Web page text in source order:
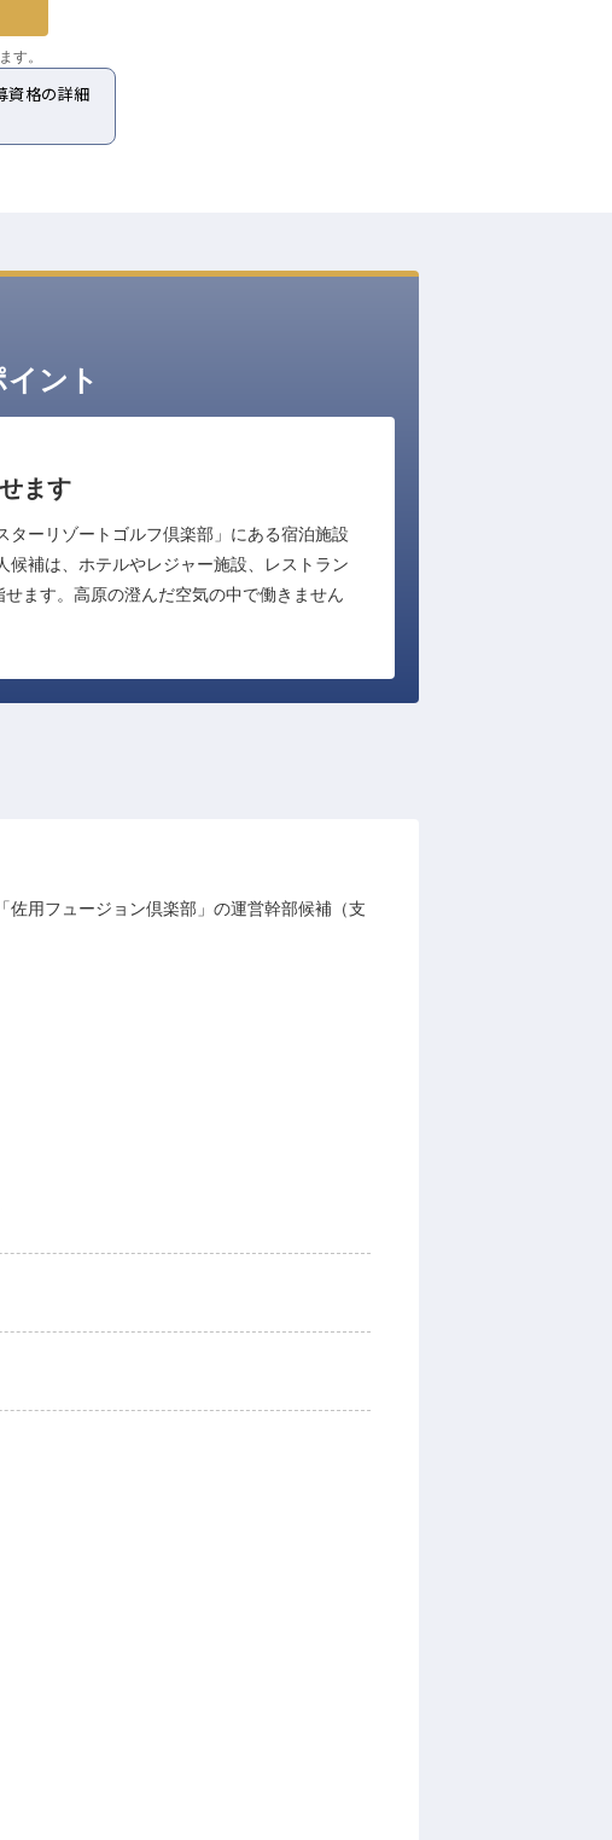
す。
資格の詳細
ント
ます
ターリゾートゴルフ倶楽部」にある宿泊施設
補は、ホテルやレジャー施設、レストラン
ます。高原の澄んだ空気の中で働きません
用フュージョン倶楽部」の運営幹部候補（支